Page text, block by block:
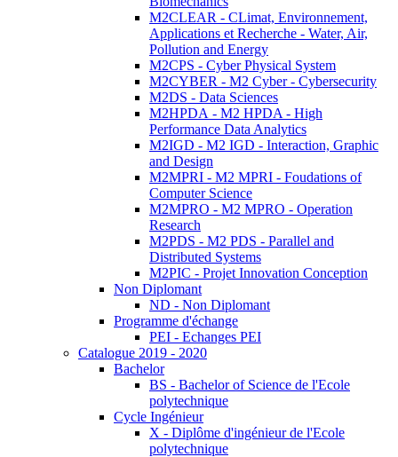
M2CLEAR - CLimat, Environnement,
Applications et Recherche - Water, Air,
Pollution and Energy
M2CPS - Cyber Physical System
M2CYBER - M2 Cyber - Cybersecurity
M2DS - Data Sciences
M2HPDA - M2 HPDA - High
Performance Data Analytics
M2IGD - M2 IGD - Interaction, Graphic
and Design
M2MPRI - M2 MPRI - Foudations of
Computer Science
M2MPRO - M2 MPRO - Operation
Research
M2PDS - M2 PDS - Parallel and
Distributed Systems
M2PIC - Projet Innovation Conception
Non Diplomant
ND - Non Diplomant
Programme d'échange
PEI - Echanges PEI
Catalogue 2019 - 2020
Bachelor
BS - Bachelor of Science de l'Ecole
polytechnique
Cycle Ingénieur
X - Diplôme d'ingénieur de l'Ecole
polytechnique